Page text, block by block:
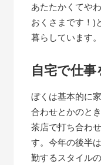
あたたかくてや
おくさまです！)
暮らしています。
自宅で仕
ぼくは基本的に
合わせとかのと
茶店で打ち合わ
す。今年の後半
勤するスタイル